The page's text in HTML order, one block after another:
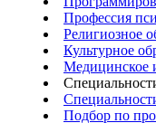
Профессия
Религиозное
Культурное
Медицинское
Подбор по